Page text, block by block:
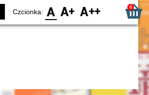
Czcionka: F0 F1 F2 0